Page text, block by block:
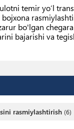
temir yo’l
bo'lgan
bajarishi va
rasmiylashtirish (6)